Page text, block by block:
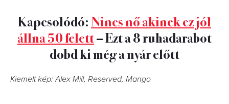
Kapcsolódó:Nincs nő akinek ez jól
állna 50 felett– Ezt a 8 ruhadarabot
dobd ki még a nyár előtt
Kiemelt kép: Alex Mill, Reserved, Mango